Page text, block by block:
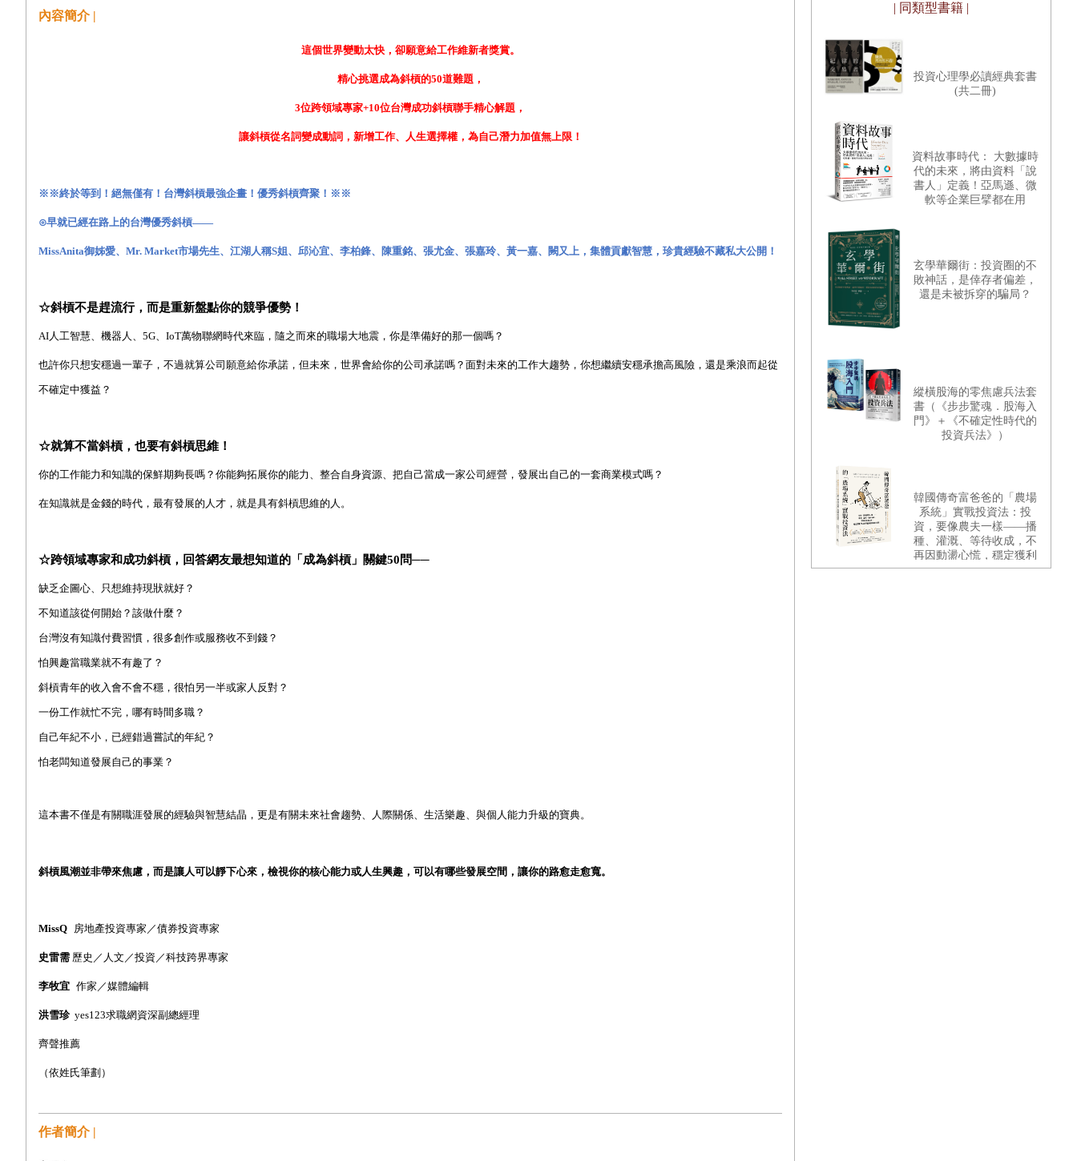
內容簡介 |
這個世界變動太快，卻願意給工作維新者獎賞。
精心挑選成為斜槓的50道難題，
3位跨領域專家+10位台灣成功斜槓聯手精心解題，
讓斜槓從名詞變成動詞，新增工作、人生選擇權，為自己潛力加值無上限！
※※終於等到！絕無僅有！台灣斜槓最強企畫！優秀斜槓齊聚！※※
⊙早就已經在路上的台灣優秀斜槓——
MissAnita御姊愛、 Mr. Market市場先生、江湖人稱S姐、邱沁宜、李柏鋒、陳重銘、張尤金、張嘉玲、黃一嘉、闕又上，集體貢獻智慧，珍貴經驗不藏私大公開！
☆斜槓不是趕流行，而是重新盤點你的競爭優勢！
AI人工智慧、機器人、 5G、 IoT萬物聯網時代來臨，隨之而來的職場大地震，你是準備好的那一個嗎？
也許你只想安穩過一輩子，不過就算公司願意給你承諾，但未來，世界會給你的公司承諾嗎？面對未來的工作大趨勢，你想繼續安穩承擔高風險，還是乘浪而起從
不確定中獲益？
☆就算不當斜槓，也要有斜槓思維！
你的工作能力和知識的保鮮期夠長嗎？你能夠拓展你的能力、整合自身資源、把自己當成一家公司經營，發展出自己的一套商業模式嗎？
在知識就是金錢的時代，最有發展的人才，就是具有斜槓思維的人。
☆跨領域專家和成功斜槓，回答網友最想知道的「成為斜槓」關鍵50問──
缺乏企圖心、只想維持現狀就好？
不知道該從何開始？該做什麼？
台灣沒有知識付費習慣，很多創作或服務收不到錢？
怕興趣當職業就不有趣了？
斜槓青年的收入會不會不穩，很怕另一半或家人反對？
一份工作就忙不完，哪有時間多職？
自己年紀不小，已經錯過嘗試的年紀？
怕老闆知道發展自己的事業？
這本書不僅是有關職涯發展的經驗與智慧結晶，更是有關未來社會趨勢、人際關係、生活樂趣、與個人能力升級的寶典。
斜槓風潮並非帶來焦慮，而是讓人可以靜下心來，檢視你的核心能力或人生興趣，可以有哪些發展空間，讓你的路愈走愈寬。
MissQ 房地產投資專家／債券投資專家
史雷需 歷史／人文／投資／科技跨界專家
李牧宜 作家／媒體編輯
洪雪珍yes123求職網資深副總經理
齊聲推薦
（依姓氏筆劃）
作者簡介 |
| 同類型書籍 |
投資心理學必讀經典套書
(共二冊)
資料故事時代： 大數據時
代的未來，將由資料「說
書人」定義！亞馬遜、微
軟等企業巨擘都在用
玄學華爾街：投資圈的不
敗神話，是倖存者偏差，
還是未被拆穿的騙局？
縱橫股海的零焦慮兵法套
書（《步步驚魂．股海入
門》＋《不確定性時代的
投資兵法》）
韓國傳奇富爸爸的「農場
系統」實戰投資法：投
資，要像農夫一樣——播
種、灌溉、等待收成，不
再因動盪心慌，穩定獲利
的40年股市精華全公開！